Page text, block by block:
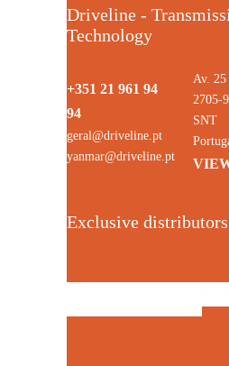
Driveline -
Technology
+351 21 961 94
94
geral@driveline.pt
yanmar@driveline.pt
Av. 25
2705-
SNT
Exclusive distributors